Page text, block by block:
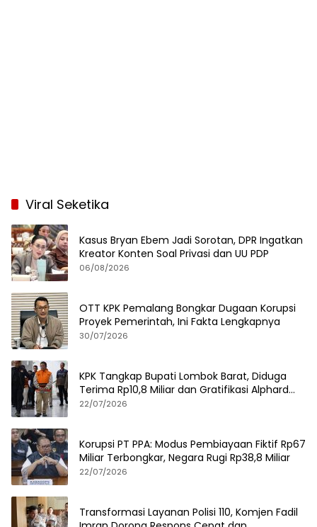
Viral Seketika
Kasus Bryan Ebem Jadi Sorotan, DPR Ingatkan
Kreator Konten Soal Privasi dan UU PDP
06/08/2026
OTT KPK Pemalang Bongkar Dugaan Korupsi
Proyek Pemerintah, Ini Fakta Lengkapnya
30/07/2026
KPK Tangkap Bupati Lombok Barat, Diduga
Terima Rp10,8 Miliar dan Gratifikasi Alphard
hingga iPhone 17 Pro
22/07/2026
Korupsi PT PPA: Modus Pembiayaan Fiktif Rp67
Miliar Terbongkar, Negara Rugi Rp38,8 Miliar
22/07/2026
Transformasi Layanan Polisi 110, Komjen Fadil